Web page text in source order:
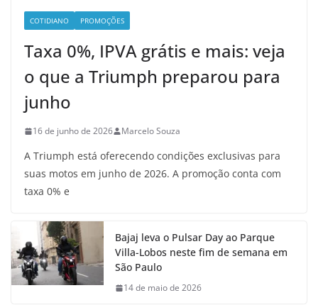
COTIDIANO PROMOÇÕES
Taxa 0%, IPVA grátis e mais: veja
o que a Triumph preparou para
junho
16 de junho de 2026 Marcelo Souza
A Triumph está oferecendo condições exclusivas para
suas motos em junho de 2026. A promoção conta com
taxa 0% e
Bajaj leva o Pulsar Day ao Parque
Villa-Lobos neste fim de semana em
São Paulo
14 de maio de 2026